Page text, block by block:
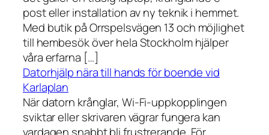
post eller installation av ny teknik i hemmet.
Med butik på Orrspelsvägen 13 och möjlighet
till hembesök över hela Stockholm hjälper
våra erfarna […]
Datorhjälp nära till hands för boende vid
Karlaplan
När datorn krånglar, Wi-Fi-uppkopplingen
sviktar eller skrivaren vägrar fungera kan